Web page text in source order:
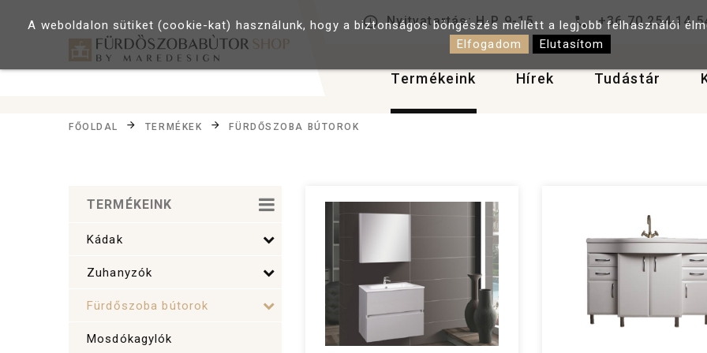
Nyitvatartás: H-P 9-15 +36 70 254 14
Termékeink Hírek Tudástár
FŐOLDAL TERMÉKEK FÜRDŐSZOBA BÚTOROK
TERMÉKEINK
Kádak
Zuhanyzók
Fürdőszoba bútorok
Mosdókagylók
A weboldalon sütiket (cookie-kat) használunk, hogy a biztonságos böngészés mellett a legjobb felhasználói
Elfogadom
Elutasítom